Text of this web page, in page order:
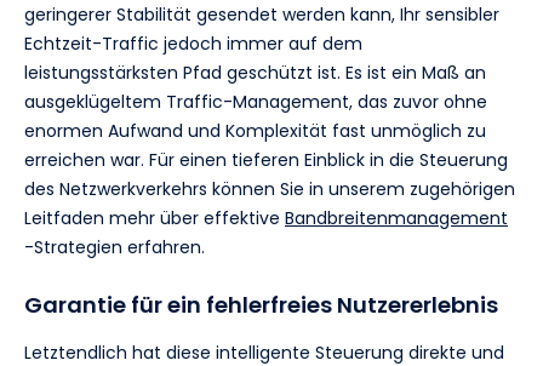
geringerer Stabilität gesendet werden kann, Ihr sensibler
Echtzeit-Traffic jedoch immer auf dem
leistungsstärksten Pfad geschützt ist. Es ist ein Maß an
ausgeklügeltem Traffic-Management, das zuvor ohne
enormen Aufwand und Komplexität fast unmöglich zu
erreichen war. Für einen tieferen Einblick in die Steuerung
des Netzwerkverkehrs können Sie in unserem zugehörigen
Leitfaden mehr über effektive Bandbreitenmanagement
-Strategien erfahren.
Garantie für ein fehlerfreies Nutzererlebnis
Letztendlich hat diese intelligente Steuerung direkte und